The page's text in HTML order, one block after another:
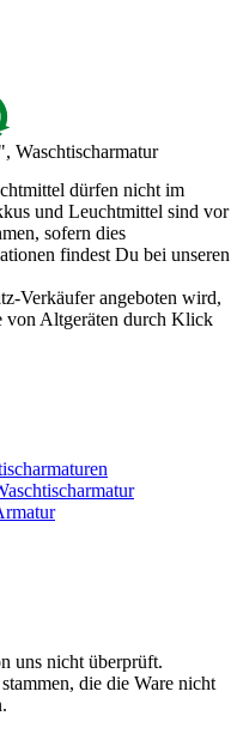
Waschtischarmatur
dürfen nicht im
und Leuchtmittel sind vor
sofern dies
findest Du bei unseren
Verkäufer angeboten wird,
von Altgeräten durch Klick
uns nicht überprüft.
die die Ware nicht